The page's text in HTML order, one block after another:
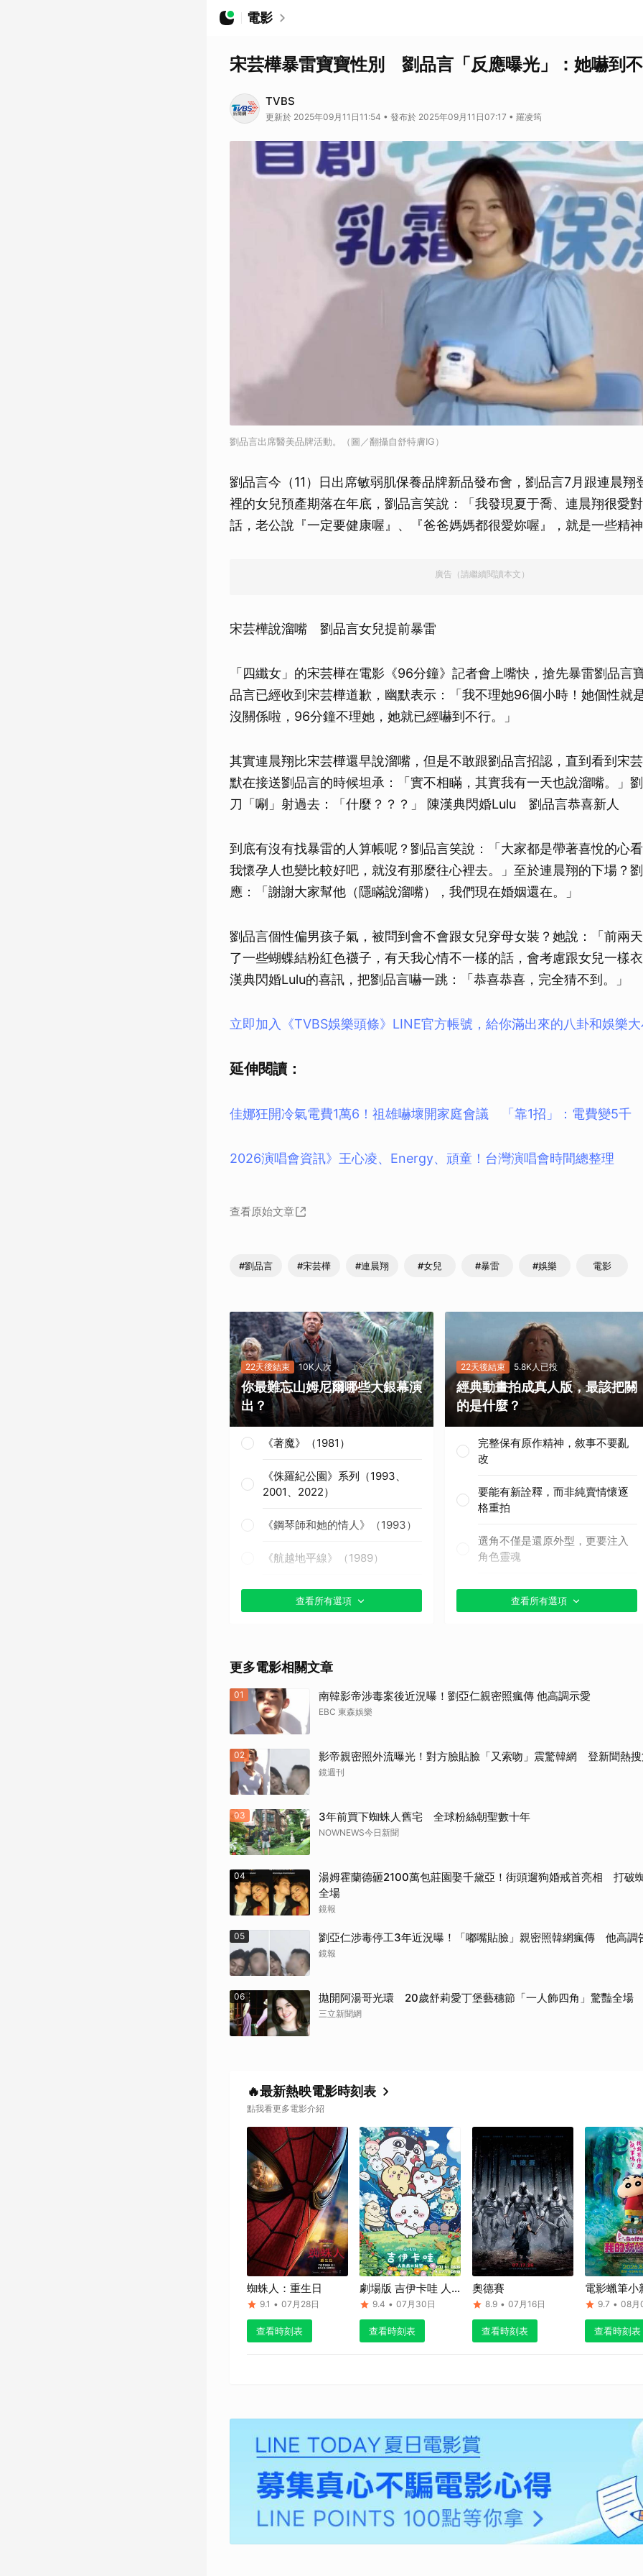
電影
宋芸樺暴雷寶寶性別 劉品言「反應曝光」：她嚇到
TVBS
更新於 2025年09月11日11:54 • 發布於 2025年09月11日07:17 • 羅凌筠
劉品言出席醫美品牌活動。（圖／翻攝自舒特膚IG）
劉品言今（11）日出席敏弱肌保養品牌新品發布會，劉品言7月跟連晨翔
裡的女兒預產期落在年底，劉品言笑說：「我發現夏于喬、連晨翔很愛
話，老公說『一定要健康喔』、『爸爸媽媽都很愛妳喔』，就是一些精
廣告（請繼續閱讀本文）
宋芸樺說溜嘴 劉品言女兒提前暴雷
「四纖女」的宋芸樺在電影《96分鐘》記者會上嘴快，搶先暴雷劉品言
品言已經收到宋芸樺道歉，幽默表示：「我不理她96個小時！她個性就
沒關係啦，96分鐘不理她，她就已經嚇到不行。」
其實連晨翔比宋芸樺還早說溜嘴，但是不敢跟劉品言招認，直到看到宋
默在接送劉品言的時候坦承：「實不相瞞，其實我有一天也說溜嘴。」
刀「唰」射過去：「什麼？？？」 陳漢典閃婚Lulu 劉品言恭喜新人
到底有沒有找暴雷的人算帳呢？劉品言笑說：「大家都是帶著喜悅的心
我懷孕人也變比較好吧，就沒有那麼往心裡去。」至於連晨翔的下場？
應：「謝謝大家幫他（隱瞞說溜嘴），我們現在婚姻還在。」
劉品言個性偏男孩子氣，被問到會不會跟女兒穿母女裝？她說：「前兩
了一些蝴蝶結粉紅色襪子，有天我心情不一樣的話，會考慮跟女兒一樣
漢典閃婚Lulu的喜訊，把劉品言嚇一跳：「恭喜恭喜，完全猜不到。」
立即加入《TVBS娛樂頭條》LINE官方帳號，給你滿出來的八卦和娛樂
延伸閱讀：
佳娜狂開冷氣電費1萬6！祖雄嚇壞開家庭會議 「靠1招」：電費變5千
2026演唱會資訊》王心凌、Energy、頑童！台灣演唱會時間總整理
查看原始文章
#劉品言 #宋芸樺 #連晨翔 #女兒 #暴雷 #娛樂 電影
22天後結束 10K人次
你最難忘山姆尼爾哪些大銀幕演
出？
《著魔》（1981）
《侏羅紀公園》系列（1993、
2001、2022）
《鋼琴師和她的情人》（1993）
《航越地平線》（1989）
《獵殺紅色十月》（1990）
《變人》（1999）
《鋼鐵墳墓》（2013）
《震盪效應》(2015)
《神鬼嚎野人》（2016）
《網住愛情》（2004）
其他（歡迎貼文分享）
查看所有選項
22天後結束 5.8K人已投
經典動畫拍成真人版，最該把關
的是什麼？
完整保有原作精神，敘事不要亂
改
要能有新詮釋，而非純賣情懷逐
格重拍
選角不僅是還原外型，更要注入
角色靈魂
真人版特效絕對不能尷尬
查看所有選項
更多電影相關文章
01 南韓影帝涉毒案後近況曝！劉亞仁親密照瘋傳 他高調示愛
EBC 東森娛樂
02 影帝親密照外流曝光！對方臉貼臉「又索吻」震驚韓網 登新聞熱
鏡週刊
03 3年前買下蜘蛛人舊宅 全球粉絲朝聖數十年
NOWNEWS今日新聞
04
湯姆霍蘭德砸2100萬包莊園娶千黛亞！街頭遛狗婚戒首亮相 打破
全場
鏡報
05 劉亞仁涉毒停工3年近況曝！「嘟嘴貼臉」親密照韓網瘋傳 他高調
鏡報
06 拋開阿湯哥光環 20歲舒莉愛丁堡藝穗節「一人飾四角」驚豔全場
三立新聞網
🔥最新熱映電影時刻表
點我看更多電影介紹
蜘蛛人：重生日
9.1 • 07月28日
查看時刻表
劇場版 吉伊卡哇 人
魚島的秘密
9.4 • 07月30日
查看時刻表
奧德賽
8.9 • 07月16日
查看時刻表
電影蠟筆小
怪怪！我的
9.7 • 08月
查看時刻表